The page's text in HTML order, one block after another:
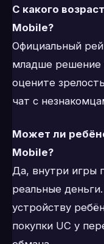
С какого
Mobile?
Официальный
младше решение
оцените
чат с
Может ли
Mobile?
Да, внутри игры
реальные
устройству
покупки UC у